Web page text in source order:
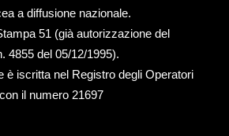
a diffusione nazionale.
51 (già autorizzazione del
4855 del 05/12/1995).
è iscritta nel Registro degli Operatori
il numero 21697